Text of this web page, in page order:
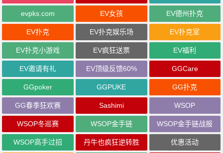
evpks.com EV女孩 EV德州扑克
EV扑克 EV扑克娱乐场 EV扑克室
EV扑克小游戏 EV疯狂送票 EV福利
EV邀请有礼 EV顶级反馈60% GGCare
GGpoker GGPUKE GG扑克
GG春季狂欢赛 Sashimi WSOP
WSOP冬巡赛 WSOP金手链 WSOP金手链战报
WSOP高手过招 丹牛也疯狂逆转胜 优惠活动